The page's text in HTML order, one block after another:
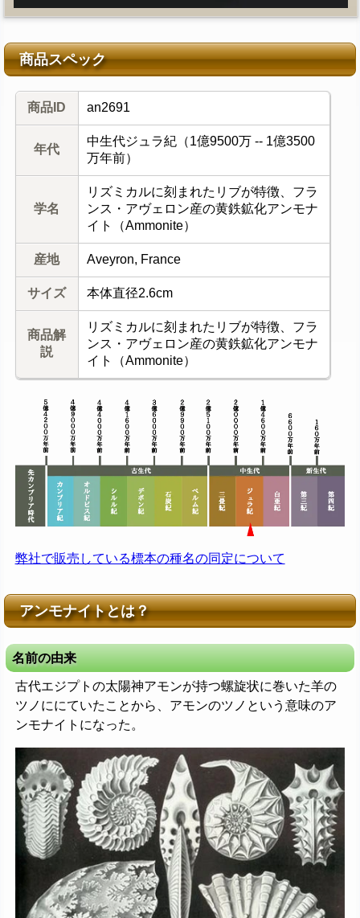
商品スペック
商品ID an2691
年代
中生代ジュラ紀（1億9500万 -- 1億3500
万年前）
学名
リズミカルに刻まれたリブが特徴、フラ
ンス・アヴェロン産の黄鉄鉱化アンモナ
イト（Ammonite）
産地 Aveyron, France
サイズ 本体直径2.6cm
商品解
説
リズミカルに刻まれたリブが特徴、フラ
ンス・アヴェロン産の黄鉄鉱化アンモナ
イト（Ammonite）
弊社で販売している標本の種名の同定について
アンモナイトとは？
名前の由来
古代エジプトの太陽神アモンが持つ螺旋状に巻いた羊の
ツノににていたことから、アモンのツノという意味のア
ンモナイトになった。